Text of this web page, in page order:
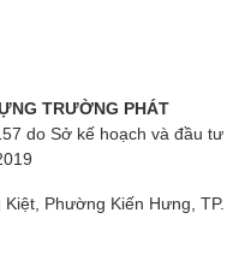
TRƯỜNG PHÁT
do Sở kế hoạch và đầu tư
Phường Kiến Hưng, TP.